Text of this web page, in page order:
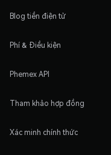
Blog tiền điện tử
Phí & Điều kiện
Phemex API
Tham khảo hợp đồng
Xác minh chính thức